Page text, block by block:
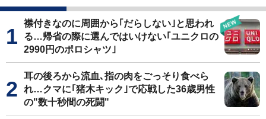
襟付きなのに周囲から｢だらしない｣と思われ
る…帰省の際に選んではいけない｢ユニクロの
2990円のポロシャツ｣
耳の後ろから流血､指の肉をごっそり食べら
れ…クマに｢猪木キック｣で応戦した36歳男性
の"数十秒間の死闘"